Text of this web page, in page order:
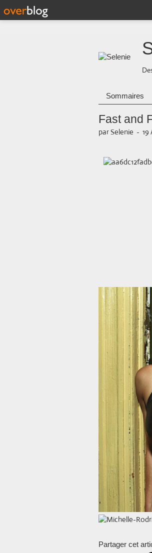
Sommaires
Fast and
par Selenie - 19
Partager cet